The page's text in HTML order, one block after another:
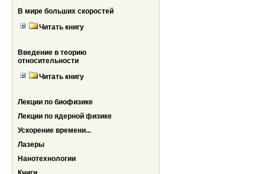
В мире больших скоростей
Читать книгу
Введение в теорию
относительности
Читать книгу
Лекции по биофизике
Лекции по ядерной физике
Ускорение времени...
Лазеры
Нанотехнологии